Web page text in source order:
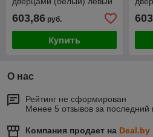
603,86 руб.
Купить
О нас
Рейтинг не сформирован
Менее 5 отзывов за последний
Компания продает на Deal.by